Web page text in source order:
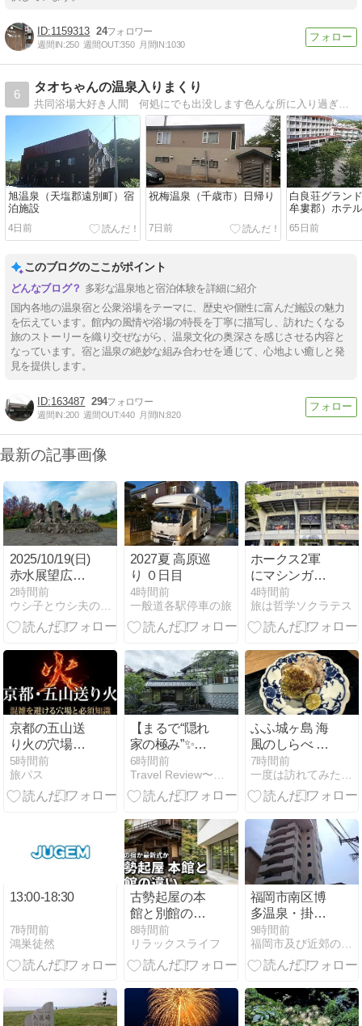
1159313 24
週間IN:250 週間OUT:350 月間IN:1030
6
タオちゃんの温泉入りまくり
共同浴場大好き人間 何処にでも出没します色んな所に入り過ぎて、どこがどこやら分からなくなってしまいそうです
旭温泉（天塩郡遠別町）宿
泊施設
4日前
祝梅温泉（千歳市）日帰り
7日前
白良荘グラン
牟婁郡）ホテ
呂と食事
65日前
このブログのここがポイント
多彩な温泉地と宿泊体験を詳細に紹介
国内各地の温泉宿と公衆浴場をテーマに、歴史や個性に富んだ施設の魅力
を伝えています。館内の風情や浴場の特長を丁寧に描写し、訪れたくなる
旅のストーリーを織り交ぜながら、温泉文化の奥深さを感じさせる内容と
なっています。宿と温泉の絶妙な組み合わせを通じて、心地よい癒しと発
見を提供します。
163487 294
週間IN:200 週間OUT:440 月間IN:820
最新の記事画像
2025/10/19(日)
赤水展望広
場・叫びの肖
像 鹿児島県
2時間前
ウシ子とウシ夫の牛歩旅
2027夏 高原巡
り ０日目
4時間前
一般道各駅停車の旅
ホークス2軍
にマシンガン
打線が大炸裂
4時間前
旅は哲学ソクラテス
京都の五山送
り火の穴場徹
底ガイド！混
雑回避の極意
5時間前
旅パス
【まるで“隠れ
家の極み”✨】
テレビ紹介で
話題！欅の宿
縁(滋賀県甲賀
みたら…静か
すぎる癒し空
間だった件
6時間前
Travel Review〜ツーリング・旅行記・旅情報〜
ふふ城ヶ島 海
風のしらべ 〜
夕食篇〜
7時間前
一度は訪れてみたい憧れの湯宿に行くぞ
13:00-18:30
7時間前
鴻巣徒然
古勢起屋の本
館と別館の違
いは？最新オ
ールインクル
ーシブか伝統
底比較
8時間前
リラックスライフ
福岡市南区博
多温泉・掛け
流し天然の湯
「富士の苑」
9時間前
福岡市及び近郊の温泉情報